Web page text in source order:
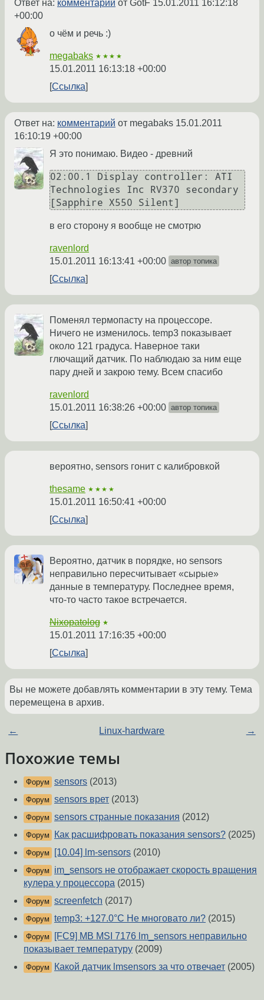
Ответ на: комментарий от GotF 15.01.2011 16:12:18
+00:00
о чём и речь :)
megabaks ★★★★
15.01.2011 16:13:18 +00:00
Ссылка
Ответ на: комментарий от megabaks 15.01.2011
16:10:19 +00:00
Я это понимаю. Видео - древний
02:00.1 Display controller: ATI
Technologies Inc RV370 secondary
[Sapphire X550 Silent]
в его сторону я вообще не смотрю
ravenlord
15.01.2011 16:13:41 +00:00 автор топика
Ссылка
Поменял термопасту на процессоре.
Ничего не изменилось. temp3 показывает
около 121 градуса. Наверное таки
глючащий датчик. По наблюдаю за ним еще
пару дней и закрою тему. Всем спасибо
ravenlord
15.01.2011 16:38:26 +00:00 автор топика
Ссылка
вероятно, sensors гонит с калибровкой
thesame ★★★★
15.01.2011 16:50:41 +00:00
Ссылка
Вероятно, датчик в порядке, но sensors
неправильно пересчитывает «сырые»
данные в температуру. Последнее время,
что-то часто такое встречается.
Nixopatolog ★
15.01.2011 17:16:35 +00:00
Ссылка
Вы не можете добавлять комментарии в эту тему. Тема
перемещена в архив.
← Linux-hardware →
Похожие темы
Форум sensors (2013)
Форум sensors врет (2013)
Форум sensors странные показания (2012)
Форум Как расшифровать показания sensors? (2025)
Форум [10.04] lm-sensors (2010)
Форум
im_sensors не отображает скорость вращения
кулера у процессора (2015)
Форум screenfetch (2017)
Форум temp3: +127.0°C Не многовато ли? (2015)
Форум
[FC9] MB MSI 7176 lm_sensors неправильно
показывает температуру (2009)
Форум Какой датчик lmsensors за что отвечает (2005)